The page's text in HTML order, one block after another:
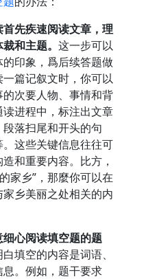
先疾速阅读文章，理
和主题。 这一步可以
印象，爲后续答题做
篇记叙文时，你可以
次要人物、事情和背
进程中，标注出文章
落扫尾和开头的句
这些关键信息往往可
和重要内容。比方，
家乡”，那麼你可以在
乡美丽之处相关的内
心阅读填空题的题
白填空的内容是词语、
。例如，题干要求